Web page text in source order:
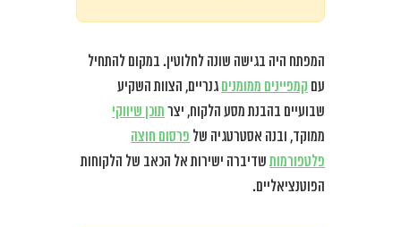
המפתח היה בגישה שונה לחלוטין. במקום להתחיל
עם קמפיינים ממומנים גנריים, הצוות השקיע
שבועיים בהבנת מסע הלקוח, יצר תוכן שיווקי
ממוקד, ובנה אסטרטגיה של פרסום חוצה
פלטפורמותשדיברה ישירות אל הכאב של הלקוחות
הפוטנציאליים.